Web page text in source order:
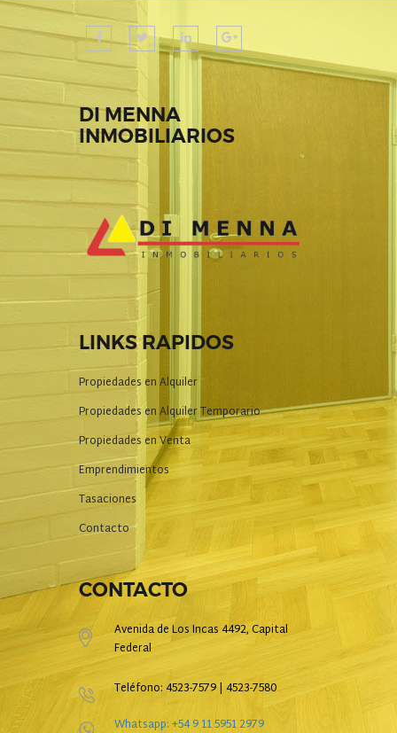
DI MENNA
INMOBILIARIOS
LINKS RAPIDOS
Propiedades en Alquiler
Propiedades en Alquiler Temporario
Propiedades en Venta
Emprendimientos
Tasaciones
Contacto
CONTACTO
Avenida de Los Incas 4492, Capital
Federal
Teléfono: 4523-7579 | 4523-7580
Whatsapp: +54 9 11 5951 2979